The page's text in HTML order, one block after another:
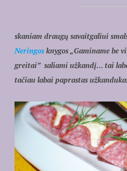
skaniam draugų savaitgaliui
Neringosknygos „Gaminame be
greitai” saliami užkandį… tai
tačiau labai paprastas